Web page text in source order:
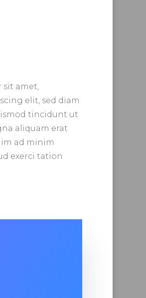
sit amet,
elit, sed diam
tincidunt ut
aliquam erat
ad minim
exerci tation